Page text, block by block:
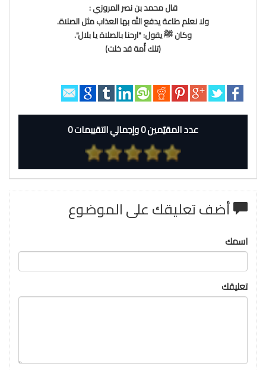
قال محمد بن نصر المروزي :
ولا نعلم طاعة يدفع الله بها العذاب مثل الصلاة.
وكان ﷺ يقول: "ارحنا بالصلاة يا بلال".
(تلك أُمة قد خلت)
عدد المقيّمين 0 وإجمالي التقييمات 0
أضف تعليقك على الموضوع
اسمك
تعليقك